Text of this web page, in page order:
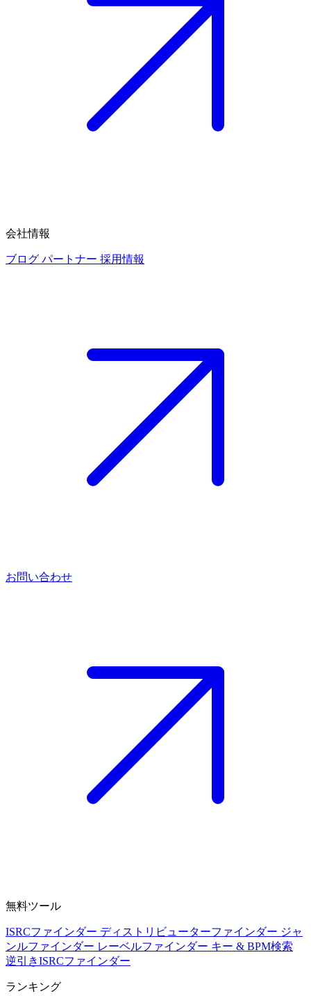
会社情報
ブログ パートナー 採用情報
お問い合わせ
無料ツール
ISRCファインダー ディストリビューターファインダー ジャ
ンルファインダー レーベルファインダー キー & BPM検索
逆引きISRCファインダー
ランキング